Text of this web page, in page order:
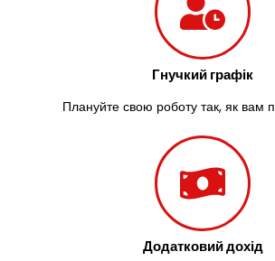
Гнучкий графік
Плануйте свою роботу так, як вам
Додатковий дохід
Запоріжжя